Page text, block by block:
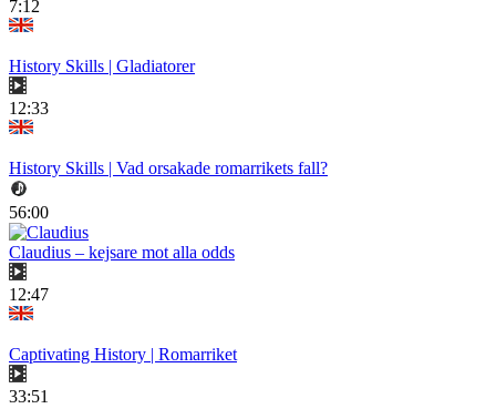
7:12
History Skills | Gladiatorer
12:33
History Skills | Vad orsakade romarrikets fall?
56:00
Claudius – kejsare mot alla odds
12:47
Captivating History | Romarriket
33:51